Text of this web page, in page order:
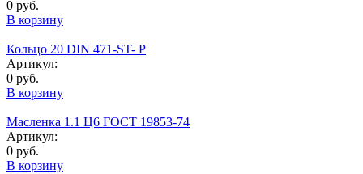
0 руб.
В корзину
Кольцо 20 DIN 471-ST- P
Артикул:
0 руб.
В корзину
Масленка 1.1 Ц6 ГОСТ 19853-74
Артикул:
0 руб.
В корзину